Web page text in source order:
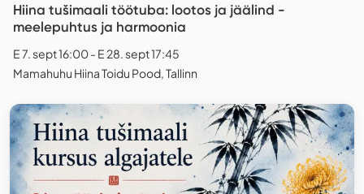
Hiina tušimaali töötuba: lootos ja jäälind -
meelepuhtus ja harmoonia
E 7. sept 16:00 - E 28. sept 17:45
Mamahuhu Hiina Toidu Pood, Tallinn